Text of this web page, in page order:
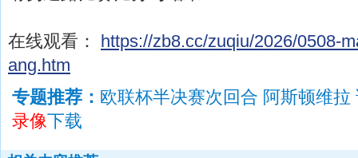
在线观看： https://zb8.cc/zuqiu/2026/0508-
ang.htm
专题推荐： 欧联杯半决赛次回合 阿斯顿维
录像下载